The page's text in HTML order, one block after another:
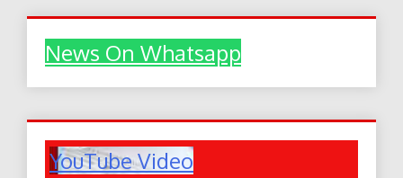
News On Whatsapp
YouTube Video